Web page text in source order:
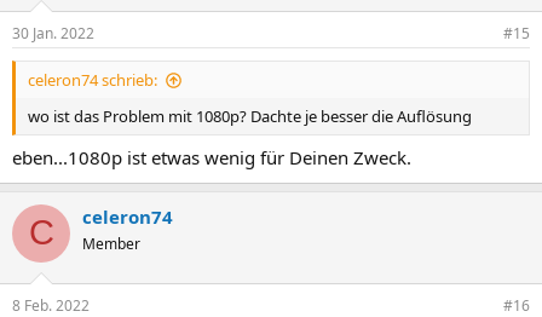
30 Jan. 2022 #15
celeron74 schrieb:
wo ist das Problem mit 1080p? Dachte je besser die Auflösung
eben...1080p ist etwas wenig für Deinen Zweck.
C celeron74
Member
8 Feb. 2022 #16